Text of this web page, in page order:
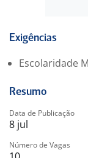
Ambiente de
A oportunidade
proporciona um
atendimento ao
Exigências
Escolaridade
Resumo
Data de Publicação
8 jul
Número de Vagas